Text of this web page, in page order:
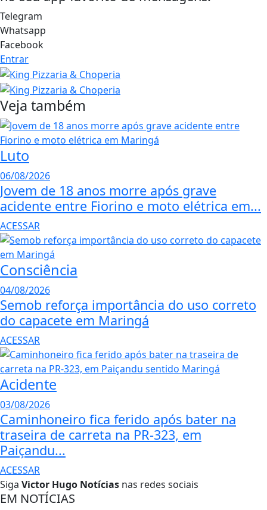
Telegram
Whatsapp
Facebook
Entrar
Veja também
Luto
06/08/2026
Jovem de 18 anos morre após grave
acidente entre Fiorino e moto elétrica em...
ACESSAR
Consciência
04/08/2026
Semob reforça importância do uso correto
do capacete em Maringá
ACESSAR
Acidente
03/08/2026
Caminhoneiro fica ferido após bater na
traseira de carreta na PR-323, em
Paiçandu...
ACESSAR
Siga Victor Hugo Notícias nas redes sociais
EM NOTÍCIAS